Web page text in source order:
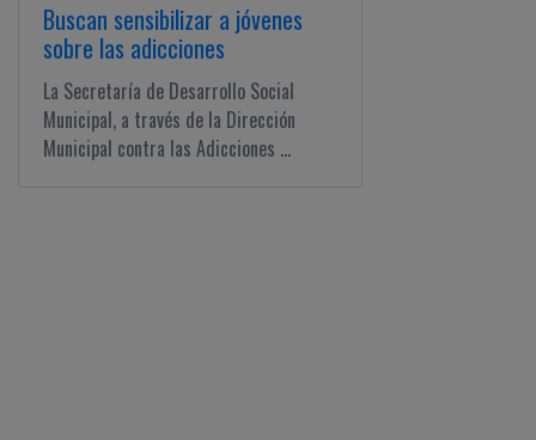
Buscan sensibilizar a jóvenes
sobre las adicciones
La Secretaría de Desarrollo Social
Municipal, a través de la Dirección
Municipal contra las Adicciones ...